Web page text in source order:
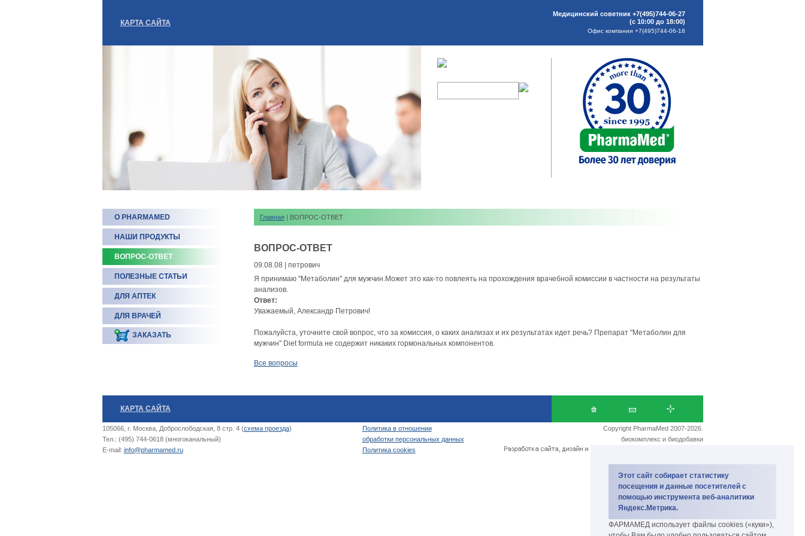
Этот сайт собирает статистику
посещения и данные посетителей с
помощью инструмента веб-аналитики
Яндекс.Метрика.
ФАРМАМЕД использует файлы cookies («куки»),
КАРТА САЙТА
Медицинский советник +7(495)744-06-27
(с 10:00 до 18:00)
Офис компании +7(495)744-06-18
О PHARMAMED
НАШИ ПРОДУКТЫ
ВОПРОС-ОТВЕТ
ПОЛЕЗНЫЕ СТАТЬИ
ДЛЯ АПТЕК
ДЛЯ ВРАЧЕЙ
ЗАКАЗАТЬ
Главная | ВОПРОС-ОТВЕТ
ВОПРОС-ОТВЕТ
09.08.08 | петрович
Я принимаю "Метаболин" для мужчин.Может это как-то повлеять на прохождения врачебной комиссии в частности на результаты
анализов.
Ответ:
Уважаемый, Александр Петрович!
Пожалуйста, уточните свой вопрос, что за комиссия, о каких анализах и их результатах идет речь? Препарат "Метаболин для
мужчин" Diet formula не содержит никаких гормональных компонентов.
Все вопросы
КАРТА САЙТА
105066, г. Москва, Доброслободская, 8 стр. 4 (схема проезда)
Тел.: (495) 744-0618 (многоканальный)
E-mail: info@pharmamed.ru
Политика в отношении
обработки персональных данных
Политика cookies
Copyright PharmaMed 2007-2026.
биокомплекс и биодобавки